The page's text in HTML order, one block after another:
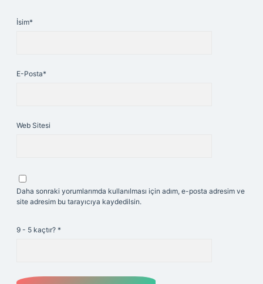
İsim*
E-Posta*
Web Sitesi
Daha sonraki yorumlarımda kullanılması için adım, e-posta adresim ve
site adresim bu tarayıcıya kaydedilsin.
9 - 5 kaçtır? *